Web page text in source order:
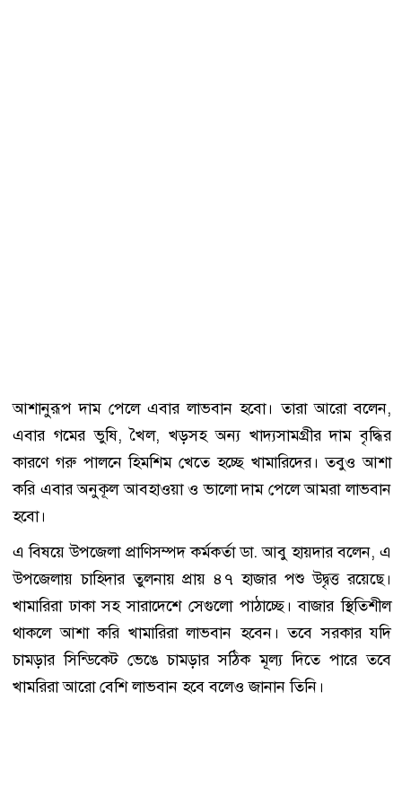
আশানুরূপ দাম পেলে এবার লাভবান হবো। তারা আরো বলেন,
এবার গমের ভুষি, খৈল, খড়সহ অন্য খাদ্যসামগ্রীর দাম বৃদ্ধির
কারণে গরু পালনে হিমশিম খেতে হচ্ছে খামারিদের। তবুও আশা
করি এবার অনুকূল আবহাওয়া ও ভালো দাম পেলে আমরা লাভবান
হবো।
এ বিষয়ে উপজেলা প্রাণিসম্পদ কর্মকর্তা ডা. আবু হায়দার বলেন, এ
উপজেলায় চাহিদার তুলনায় প্রায় ৪৭ হাজার পশু উদ্বৃত্ত রয়েছে।
খামারিরা ঢাকা সহ সারাদেশে সেগুলো পাঠাচ্ছে। বাজার স্থিতিশীল
থাকলে আশা করি খামারিরা লাভবান হবেন। তবে সরকার যদি
চামড়ার সিন্ডিকেট ভেঙে চামড়ার সঠিক মূল্য দিতে পারে তবে
খামরিরা আরো বেশি লাভবান হবে বলেও জানান তিনি।